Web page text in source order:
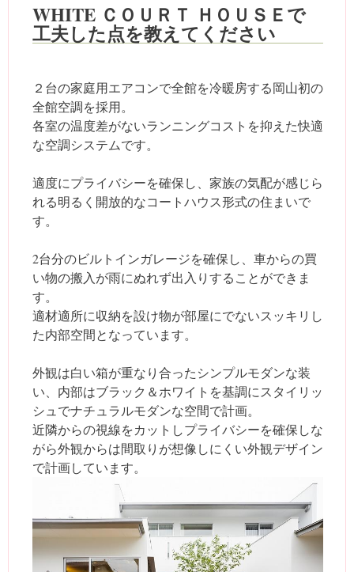
WHITE ＣＯＵＲＴ ＨＯＵＳＥで
工夫した点を教えてください
２台の家庭用エアコンで全館を冷暖房する岡山初の
全館空調を採用。
各室の温度差がないランニングコストを抑えた快適
な空調システムです。
適度にプライバシーを確保し、家族の気配が感じら
れる明るく開放的なコートハウス形式の住まいで
す。
2台分のビルトインガレージを確保し、車からの買
い物の搬入が雨にぬれず出入りすることができま
す。
適材適所に収納を設け物が部屋にでないスッキリし
た内部空間となっています。
外観は白い箱が重なり合ったシンプルモダンな装
い、内部はブラック＆ホワイトを基調にスタイリッ
シュでナチュラルモダンな空間で計画。
近隣からの視線をカットしプライバシーを確保しな
がら外観からは間取りが想像しにくい外観デザイン
で計画しています。